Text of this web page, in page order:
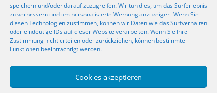
speichern und/oder darauf zuzugreifen. Wir tun dies, um das Surferlebnis
zu verbessern und um personalisierte Werbung anzuzeigen. Wenn Sie
diesen Technologien zustimmen, können wir Daten wie das Surfverhalten
oder eindeutige IDs auf dieser Website verarbeiten. Wenn Sie Ihre
Zustimmung nicht erteilen oder zurückziehen, können bestimmte
Funktionen beeinträchtigt werden.
Cookies akzeptieren
Fragen? Kontakt!
SOCIAL MEDIA